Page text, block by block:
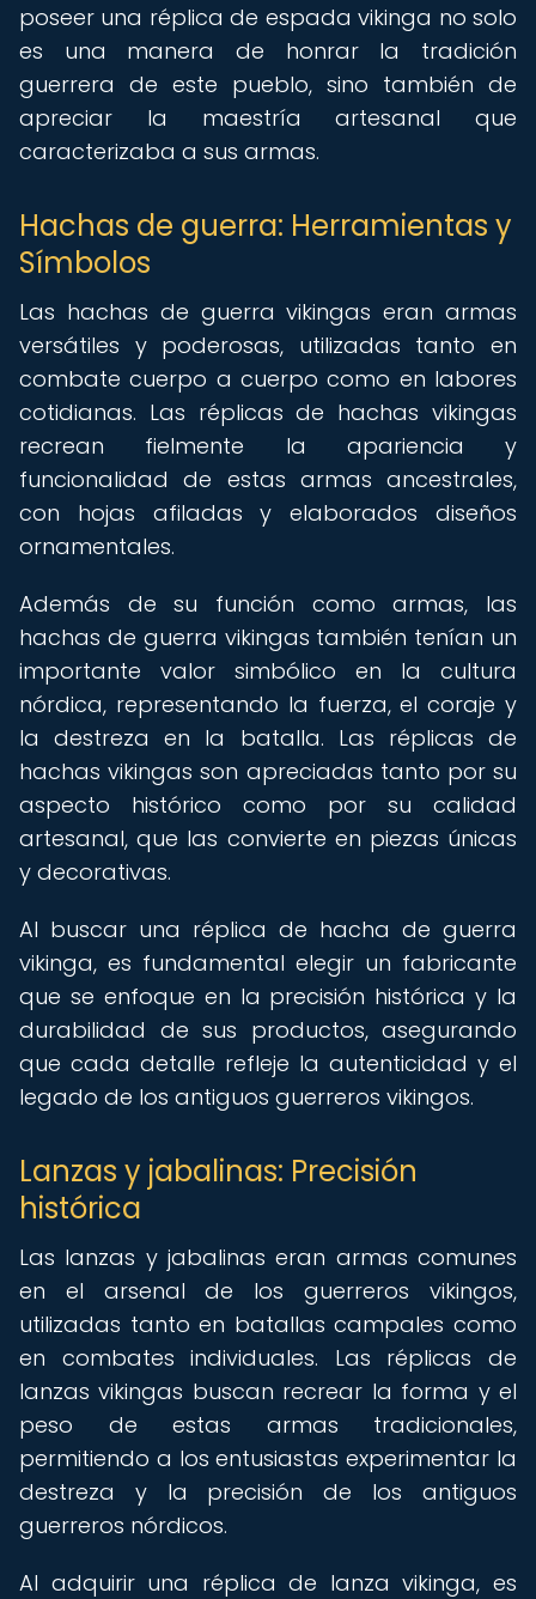
poseer una réplica de espada vikinga no solo
es una manera de honrar la tradición
guerrera de este pueblo, sino también de
apreciar la maestría artesanal que
caracterizaba a sus armas.
Hachas de guerra: Herramientas y
Símbolos
Las hachas de guerra vikingas eran armas
versátiles y poderosas, utilizadas tanto en
combate cuerpo a cuerpo como en labores
cotidianas. Las réplicas de hachas vikingas
recrean fielmente la apariencia y
funcionalidad de estas armas ancestrales,
con hojas afiladas y elaborados diseños
ornamentales.
Además de su función como armas, las
hachas de guerra vikingas también tenían un
importante valor simbólico en la cultura
nórdica, representando la fuerza, el coraje y
la destreza en la batalla. Las réplicas de
hachas vikingas son apreciadas tanto por su
aspecto histórico como por su calidad
artesanal, que las convierte en piezas únicas
y decorativas.
Al buscar una réplica de hacha de guerra
vikinga, es fundamental elegir un fabricante
que se enfoque en la precisión histórica y la
durabilidad de sus productos, asegurando
que cada detalle refleje la autenticidad y el
legado de los antiguos guerreros vikingos.
Lanzas y jabalinas: Precisión
histórica
Las lanzas y jabalinas eran armas comunes
en el arsenal de los guerreros vikingos,
utilizadas tanto en batallas campales como
en combates individuales. Las réplicas de
lanzas vikingas buscan recrear la forma y el
peso de estas armas tradicionales,
permitiendo a los entusiastas experimentar la
destreza y la precisión de los antiguos
guerreros nórdicos.
Al adquirir una réplica de lanza vikinga, es